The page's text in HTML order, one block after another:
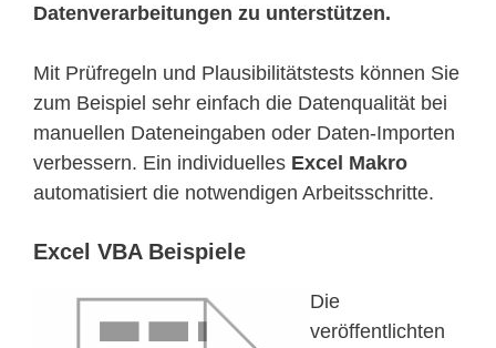
Datenverarbeitungen zu unterstützen.
Mit Prüfregeln und Plausibilitätstests können Sie
zum Beispiel sehr einfach die Datenqualität bei
manuellen Dateneingaben oder Daten-Importen
verbessern. Ein individuelles Excel Makro
automatisiert die notwendigen Arbeitsschritte.
Excel VBA Beispiele
Die
veröffentlichten